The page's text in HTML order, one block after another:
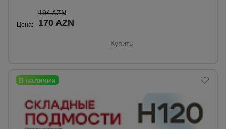
Цена:
194 AZN
170 AZN
Купить